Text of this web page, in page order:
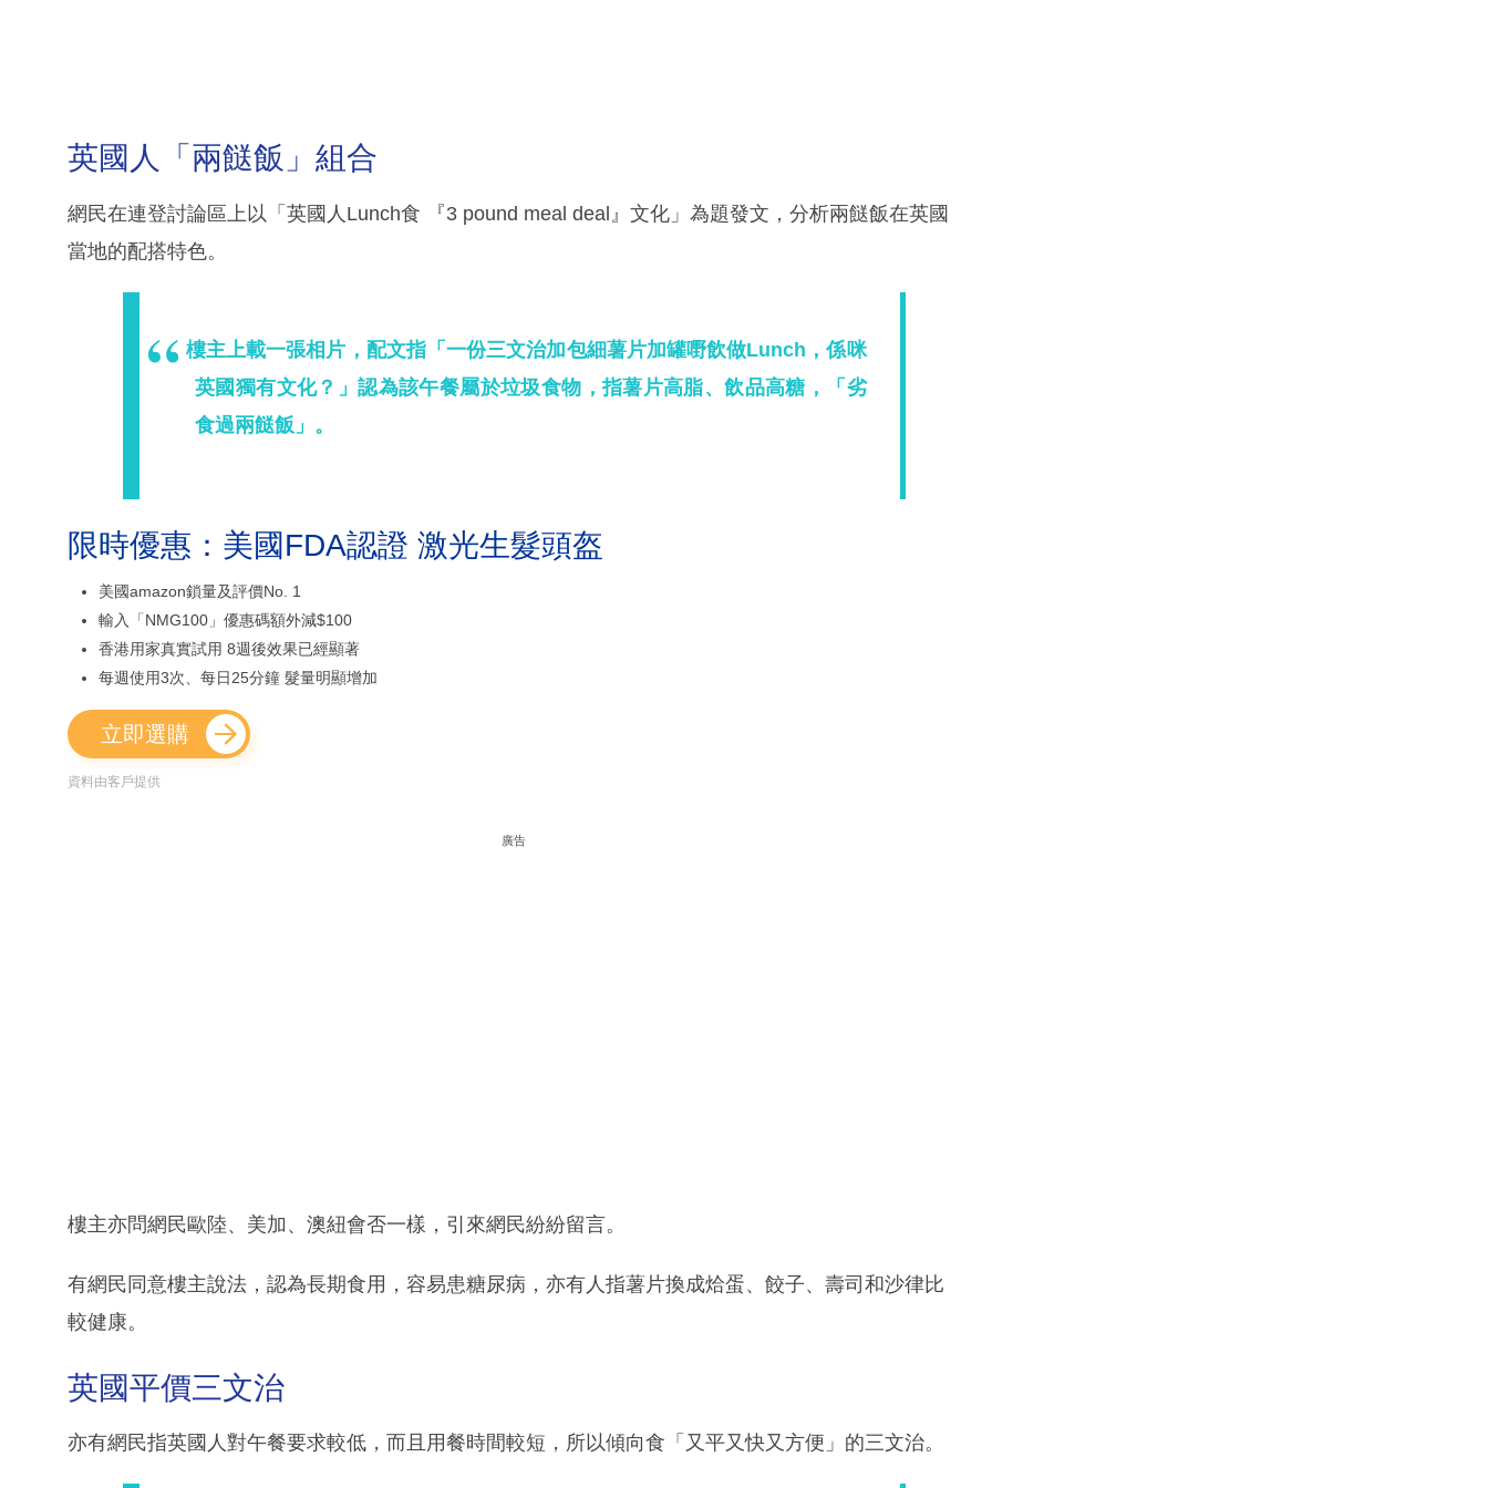
英國人「兩餸飯」組合
網民在連登討論區上以「英國人Lunch食 『3 pound meal deal』文化」為題發文，分析兩餸飯在英國
當地的配搭特色。
樓主上載一張相片，配文指「一份三文治加包細薯片加罐嘢飲做Lunch，係咪
英國獨有文化？」認為該午餐屬於垃圾食物，指薯片高脂、飲品高糖，「劣
食過兩餸飯」。
限時優惠：美國FDA認證 激光生髮頭盔
美國amazon鎖量及評價No. 1
輸入「NMG100」優惠碼額外減$100
香港用家真實試用 8週後效果已經顯著
每週使用3次、每日25分鐘 髮量明顯增加
立即選購
資料由客戶提供
廣告
樓主亦問網民歐陸、美加、澳紐會否一樣，引來網民紛紛留言。
有網民同意樓主說法，認為長期食用，容易患糖尿病，亦有人指薯片換成烚蛋、餃子、壽司和沙律比
較健康。
英國平價三文治
亦有網民指英國人對午餐要求較低，而且用餐時間較短，所以傾向食「又平又快又方便」的三文治。